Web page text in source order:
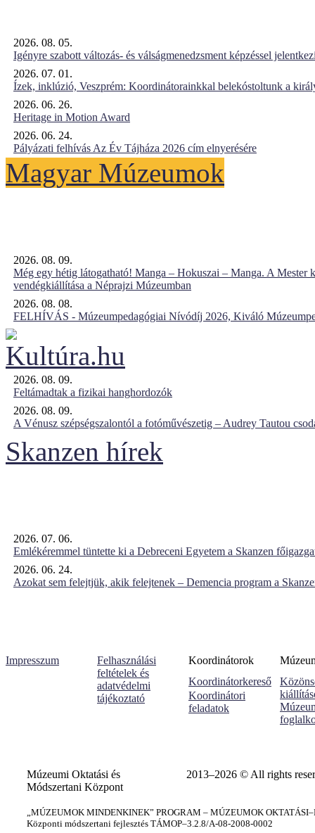
2026. 08. 05.
Igényre szabott változás- és válságmenedzsment képzéssel
2026. 07. 01.
Ízek, inklúzió, Veszprém: Koordinátorainkkal belekóstoltunk a
2026. 06. 26.
Heritage in Motion Award
2026. 06. 24.
Pályázati felhívás Az Év Tájháza 2026 cím elnyerésére
Magyar Múzeumok
2026. 08. 09.
Még egy hétig látogatható! Manga – Hokuszai – Manga. A Mester
vendégkiállítása a Néprajzi Múzeumban
2026. 08. 08.
FELHÍVÁS - Múzeumpedagógiai Nívódíj 2026, Kiváló
2026. 08. 09.
Feltámadtak a fizikai hanghordozók
2026. 08. 09.
A Vénusz szépségszalontól a fotóművészetig – Audrey Tautou
Skanzen hírek
2026. 07. 06.
Emlékéremmel tüntette ki a Debreceni Egyetem a Skanzen
2026. 06. 24.
Azokat sem felejtjük, akik felejtenek – Demencia program a
Impresszum
Felhasználási
feltételek és
adatvédelmi
tájékoztató
Koordinátorok
Koordinátorkereső
Koordinátori
feladatok
Múzeumi Oktatási és
Módszertani Központ
2013–2026 © All rights
„MÚZEUMOK MINDENKINEK” PROGRAM – MÚZEUMOK
Központi módszertani fejlesztés TÁMOP–3.2.8/A-08-2008-0002